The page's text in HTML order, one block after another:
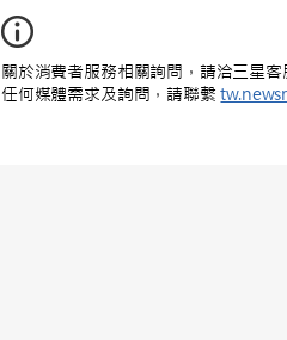
關於消費者服務相關詢問，請洽三星
任何媒體需求及詢問，請聯繫